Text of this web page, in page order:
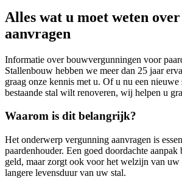
Alles wat u moet weten
aanvragen
Informatie over bouwvergunningen voor
Stallenbouw hebben we meer dan 25 jaar
graag onze kennis met u. Of u nu een
bestaande stal wilt renoveren, wij helpen u
Waarom is dit belangrijk?
Het onderwerp vergunning aanvragen is
paardenhouder. Een goed doordachte aanpak
geld, maar zorgt ook voor het welzijn van uw
langere levensduur van uw stal.